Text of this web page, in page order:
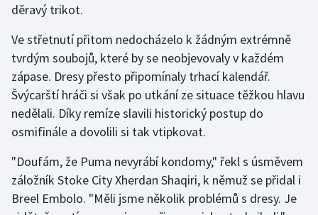
Moderní pětiboj
Motorsport
Olympijské hry
Parasport
Plážový volejbal
děravý trikot.
Ve střetnutí přitom nedocházelo k žádným extrémně
tvrdým soubojů, které by se neobjevovaly v každém
zápase. Dresy přesto připomínaly trhací kalendář.
Švýcarští hráči si však po utkání ze situace těžkou hlavu
nedělali. Díky remíze slavili historický postup do
osmifinále a dovolili si tak vtipkovat.
"Doufám, že Puma nevyrábí kondomy," řekl s úsměvem
záložník Stoke City Xherdan Shaqiri, k němuž se přidal i
Breel Embolo. "Měli jsme několik problémů s dresy. Je